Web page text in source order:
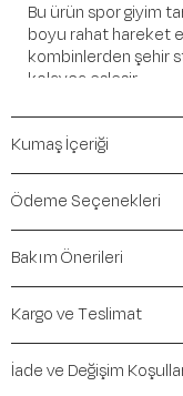
Bu ürün spor giyim
boyu rahat hareket
kombinlerden şehir
kolayca eşleşir.
Öne Çıkan
Marka:
Renk:Siyah-
Kalıp / Form:
Mevsim:
Kumaş İçeriği
Ödeme Seçenekleri
Bakım Önerileri
Kargo ve Teslimat
İade ve Değişim